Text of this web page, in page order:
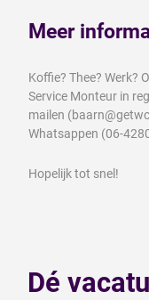
Meer
Koffie? Thee? Werk?
Service Monteur in
mailen
Whatsappen (06-
Hopelijk tot snel!
Dé